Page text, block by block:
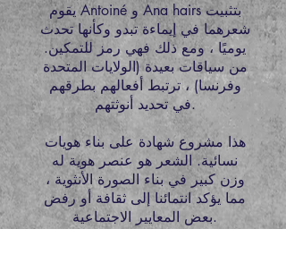
يقوم Antoiné و Ana hairs بتثبيت
شعرهما في إيماءة تبدو وكأنها تحدث
يوميًا ، ومع ذلك فهي رمز للتمكين.
من سياقات بعيدة (الولايات المتحدة
وفرنسا) ، ترتبط أفعالهم بطرقهم
في تحديد أنوثتهم.
هذا مشروع شهادة على بناء هويات
نسائية. الشعر هو عنصر هوية له
وزن كبير في بناء الصورة الأنثوية ،
مما يؤكد انتمائنا إلى ثقافة أو رفض
بعض المعايير الاجتماعية.